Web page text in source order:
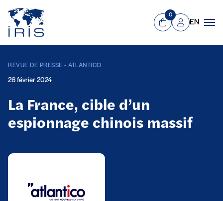
Aller au contenu principal
Panier
0
Mon compte
EN
REVUE DE PRESSE - ATLANTICO
26 février 2024
La France, cible d’un
espionnage chinois massif